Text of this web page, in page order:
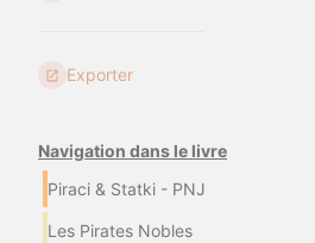
Exporter
Navigation dans le livre
Piraci & Statki - PNJ
Les Pirates Nobles